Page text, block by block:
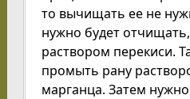
то вычищать ее не
нужно будет
раствором перекиси.
промыть рану
марганца. Затем